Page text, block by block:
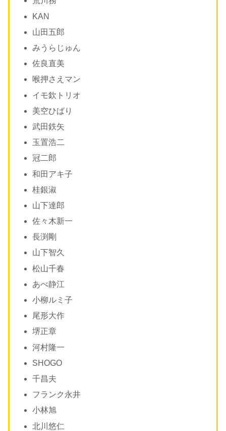
KAN
山田五郎
みうらじゅん
佐良直美
喉押さえマン
イモ欽トリオ
美空ひばり
武田鉄矢
玉置浩二
冠二郎
和田アキ子
桂銀淑
山下達郎
佐々木新一
長渕剛
山下智久
松山千春
あべ静江
小柳ルミ子
尾形大作
堺正章
河村隆一
SHOGO
千昌夫
フランク永井
小林旭
北川悠仁